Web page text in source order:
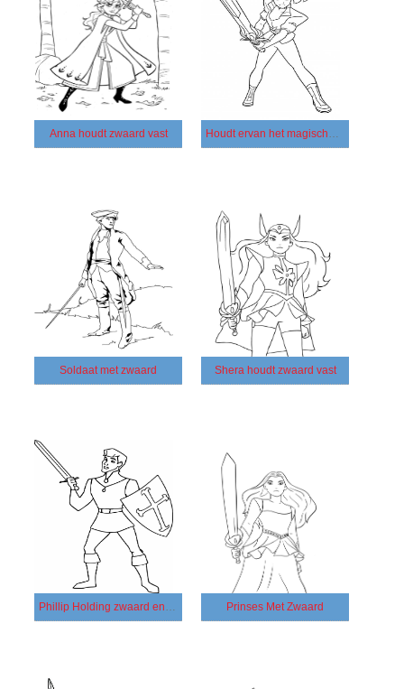
Anna houdt zwaard vast Houdt ervan het magische zwaard vast te houden
Soldaat met zwaard Shera houdt zwaard vast
Phillip Holding zwaard en schild Prinses Met Zwaard